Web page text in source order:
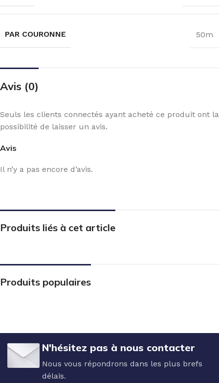
PAR COURONNE 50m
Avis (0)
Avis
Il n’y a pas encore d’avis.
Seuls les clients connectés ayant acheté ce produit ont la
possibilité de laisser un avis.
Produits liés à cet article
Produits populaires
N'hésitez pas à nous contacter
Nous vous répondrons dans les plus brefs
délais.